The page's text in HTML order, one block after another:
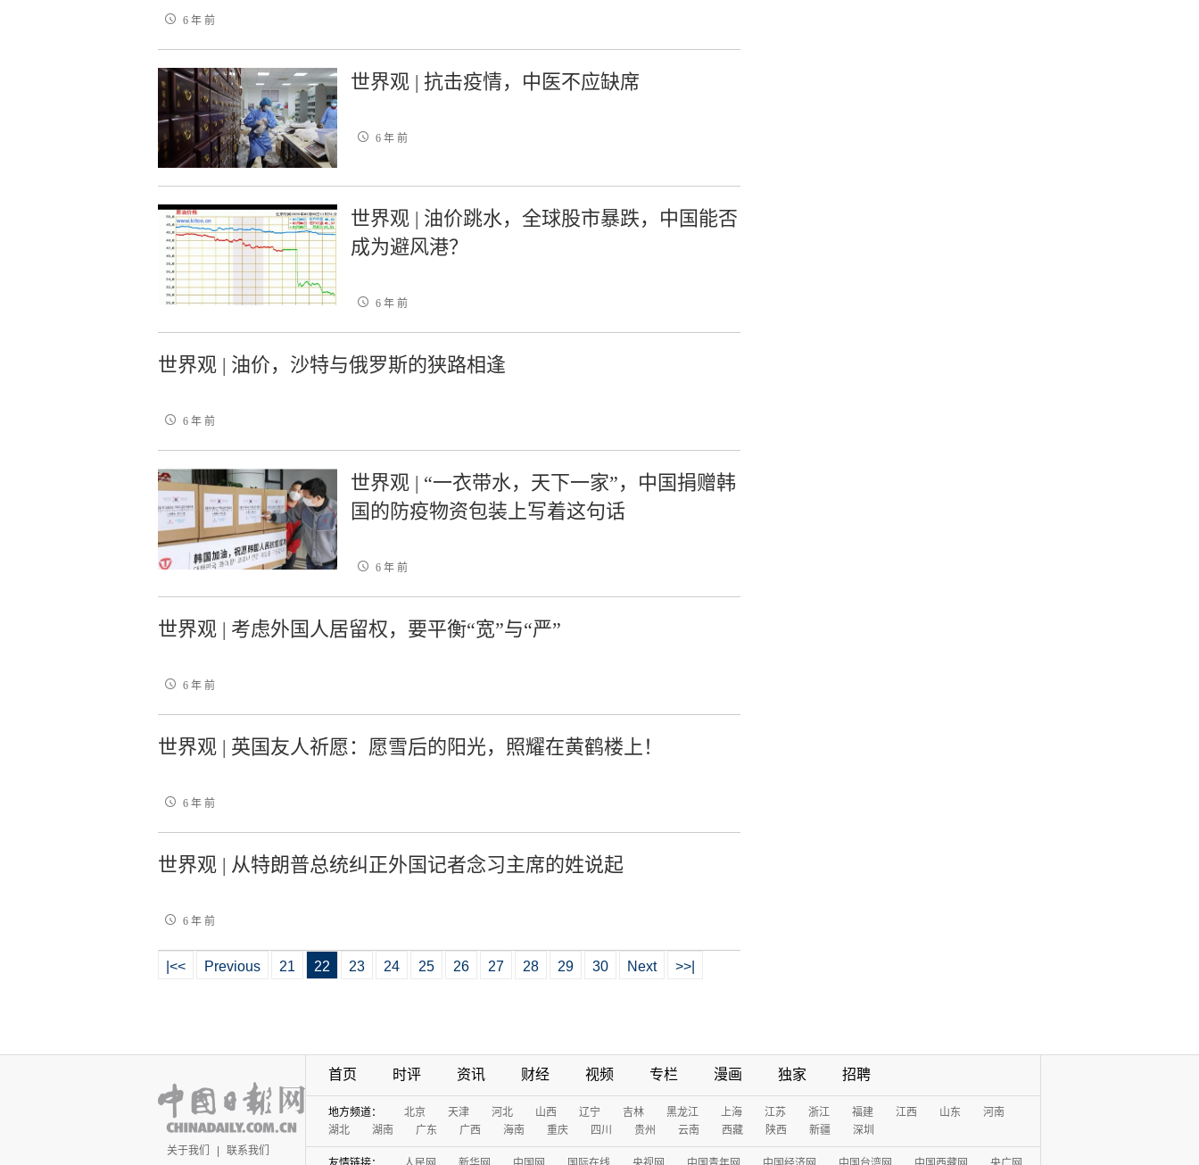
6 年 前
世界观 | 抗击疫情，中医不应缺席
6 年 前
世界观 | ​油价跳水，全球股市暴跌，中国能否
成为避风港？
6 年 前
世界观 | 油价，沙特与俄罗斯的狭路相逢
6 年 前
世界观 | “一衣带水，天下一家”，中国捐赠韩
国的防疫物资包装上写着这句话
6 年 前
世界观 | 考虑外国人居留权，要平衡“宽”与“严”
6 年 前
世界观 | 英国友人祈愿：愿雪后的阳光，照耀在黄鹤楼上！
6 年 前
世界观 | 从特朗普总统纠正外国记者念习主席的姓说起
6 年 前
|<< Previous 21 22 23 24 25 26 27 28 29 30 Next >>|
关于我们 联系我们
首页 时评 资讯 财经 视频 专栏 漫画 独家 招聘
地方频道： 北京 天津 河北 山西 辽宁 吉林 黑龙江 上海 江苏 浙江 福建 江西 山东
河南
湖北
湖南 广东 广西 海南 重庆 四川 贵州 云南 西藏 陕西 新疆 深圳